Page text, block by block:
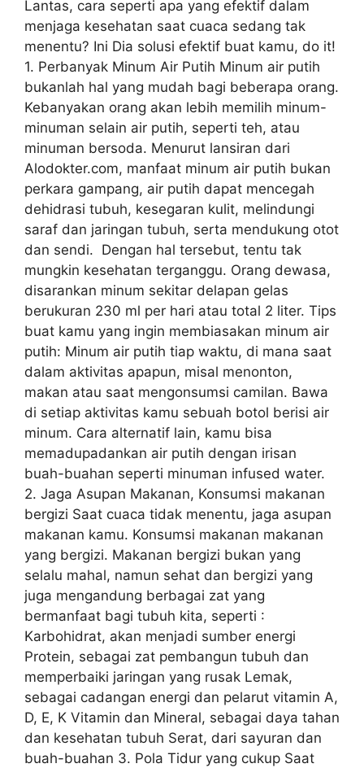
Lantas, cara seperti apa yang efektif dalam
menjaga kesehatan saat cuaca sedang tak
menentu? Ini Dia solusi efektif buat kamu, do it!
1. Perbanyak Minum Air Putih Minum air putih
bukanlah hal yang mudah bagi beberapa orang.
Kebanyakan orang akan lebih memilih minum-
minuman selain air putih, seperti teh, atau
minuman bersoda. Menurut lansiran dari
Alodokter.com, manfaat minum air putih bukan
perkara gampang, air putih dapat mencegah
dehidrasi tubuh, kesegaran kulit, melindungi
saraf dan jaringan tubuh, serta mendukung otot
dan sendi. Dengan hal tersebut, tentu tak
mungkin kesehatan terganggu. Orang dewasa,
disarankan minum sekitar delapan gelas
berukuran 230 ml per hari atau total 2 liter. Tips
buat kamu yang ingin membiasakan minum air
putih: Minum air putih tiap waktu, di mana saat
dalam aktivitas apapun, misal menonton,
makan atau saat mengonsumsi camilan. Bawa
di setiap aktivitas kamu sebuah botol berisi air
minum. Cara alternatif lain, kamu bisa
memadupadankan air putih dengan irisan
buah-buahan seperti minuman infused water.
2. Jaga Asupan Makanan, Konsumsi makanan
bergizi Saat cuaca tidak menentu, jaga asupan
makanan kamu. Konsumsi makanan makanan
yang bergizi. Makanan bergizi bukan yang
selalu mahal, namun sehat dan bergizi yang
juga mengandung berbagai zat yang
bermanfaat bagi tubuh kita, seperti :
Karbohidrat, akan menjadi sumber energi
Protein, sebagai zat pembangun tubuh dan
memperbaiki jaringan yang rusak Lemak,
sebagai cadangan energi dan pelarut vitamin A,
D, E, K Vitamin dan Mineral, sebagai daya tahan
dan kesehatan tubuh Serat, dari sayuran dan
buah-buahan 3. Pola Tidur yang cukup Saat